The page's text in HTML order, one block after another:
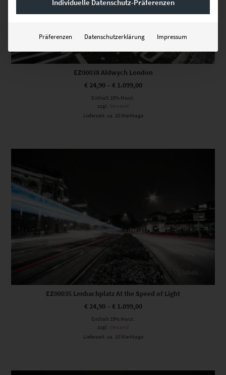
EZ00038 Aldwych London
€24,90– €1.099,00
Enthält 19% Mwst.
zzgl.
Versand
Lieferzeit: ca. 10 Werktage
Dieses Produkt weist mehrere Varianten auf. Die Optionen können auf der Produktseite gewählt werden
EZ00035 Lenbachplatz At the Speed of Light
€24,90– €1.099,00
Enthält 19% Mwst.
zzgl. Versand
Lieferzeit: ca. 10 Werktage
Dieses Produkt weist mehrere Varianten auf. Die Optionen können auf der Produktseite gewählt werden
Individuelle Datenschutz-Präferenzen
Präferenzen Datenschutzerklärung Impressum